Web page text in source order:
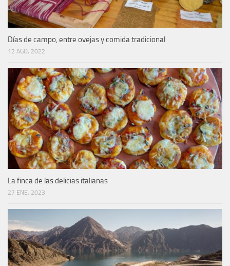
Días de campo, entre ovejas y comida tradicional
12 AGO, 2022
La finca de las delicias italianas
27 ENE, 2023